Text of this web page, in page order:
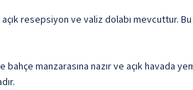
resepsiyon ve valiz dolabı mevcuttur.
manzarasına nazır ve açık havada